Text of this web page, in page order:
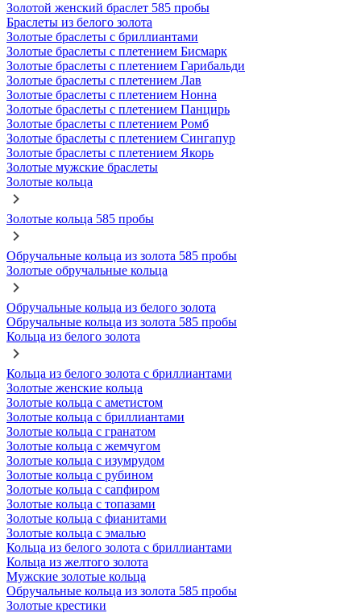
Золотой женский браслет 585 пробы
Браслеты из белого золота
Золотые браслеты с бриллиантами
Золотые браслеты с плетением Бисмарк
Золотые браслеты с плетением Гарибальди
Золотые браслеты с плетением Лав
Золотые браслеты с плетением Нонна
Золотые браслеты с плетением Панцирь
Золотые браслеты с плетением Ромб
Золотые браслеты с плетением Сингапур
Золотые браслеты с плетением Якорь
Золотые мужские браслеты
Золотые кольца
Золотые кольца 585 пробы
Обручальные кольца из золота 585 пробы
Золотые обручальные кольца
Обручальные кольца из белого золота
Обручальные кольца из золота 585 пробы
Кольца из белого золота
Кольца из белого золота с бриллиантами
Золотые женские кольца
Золотые кольца с аметистом
Золотые кольца с бриллиантами
Золотые кольца с гранатом
Золотые кольца с жемчугом
Золотые кольца с изумрудом
Золотые кольца с рубином
Золотые кольца с сапфиром
Золотые кольца с топазами
Золотые кольца с фианитами
Золотые кольца с эмалью
Кольца из белого золота с бриллиантами
Кольца из желтого золота
Мужские золотые кольца
Обручальные кольца из золота 585 пробы
Золотые крестики